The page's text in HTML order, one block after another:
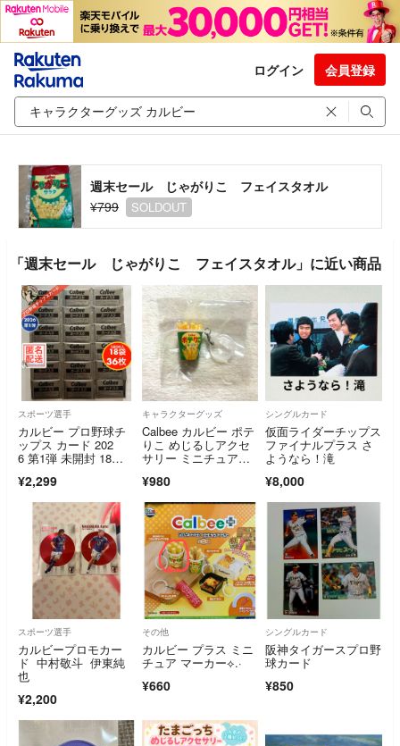
ログイン 会員登録
週末セール じゃがりこ フェイスタオル
¥799
SOLDOUT
「週末セール じゃがりこ フェイスタオル」に近い商品
スポーツ選手
カルビー プロ野球チ
ップス カード 202
6 第1弾 未開封 18
¥2,299
キャラクターグッズ
Calbee カルビー ポテ
りこ めじるしアクセ
サリー ミニチュアマ
こ ビックポテりこ
¥980
シングルカード
仮面ライダーチップス
ファイナルプラス さ
ようなら！滝
¥8,000
スポーツ選手
カルビープロモカー
ド 中村敬斗 伊東純
也
¥2,200
その他
カルビー プラス ミニ
チュア マーカー⟡.·
¥660
シングルカード
阪神タイガースプロ野
球カード
¥850